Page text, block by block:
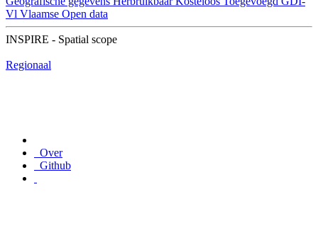
Vl Vlaamse Open data
INSPIRE - Spatial scope
Regionaal
Over
Github